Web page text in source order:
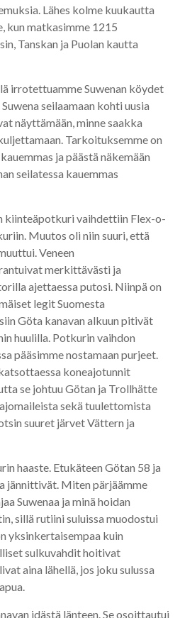
Lähes kolme kuukautta
kun matkasimme 1215
Tanskan ja Puolan kautta
irrotettuamme Suwenan köydet
seilaamaan kohti uusia
näyttämään, minne saakka
Tarkoituksemme on
ja päästä näkemään
seilatessa kauemmas
kiinteäpotkuri vaihdettiin Flex-o-
Muutos oli niin suuri, että
Veneen
merkittävästi ja
ajettaessa putosi. Niinpä on
legit Suomesta
Göta kanavan alkuun pitivät
huulilla. Potkurin vaihdon
pääsimme nostamaan purjeet.
koneajotunnit
se johtuu Götan ja Trollhätte
sekä tuulettomista
suuret järvet Vättern ja
haaste. Etukäteen Götan 58 ja
jännittivät. Miten pärjäämme
Suwenaa ja minä hoidan
sillä rutiini suluissa muodostui
yksinkertaisempaa kuin
sulkuvahdit hoitivat
aina lähellä, jos joku sulussa
idästä länteen. Se osoittautui